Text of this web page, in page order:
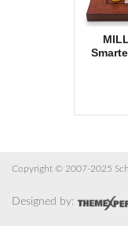
Copyright © 2007-2025
Designed by: